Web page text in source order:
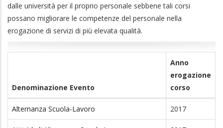
dalle università per il proprio personale sebbene tali corsi
possano migliorare le competenze del personale nella
erogazione di servizi di più elevata qualità.
Denominazione Evento
Anno
erogazione
corso
Alternanza Scuola-Lavoro 2017